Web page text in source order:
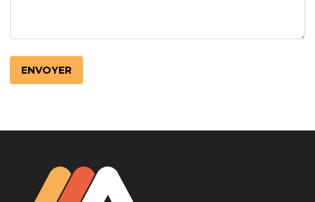
LotoMart
Бай Лото
escort barcelone
https://intimaties.net/es/category/woman-used-
used-panties-es/
eros houston
albanianescort